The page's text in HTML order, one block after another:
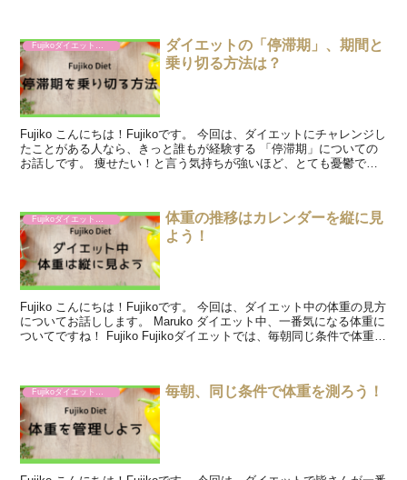
Fujikoダイエットの進め方
ダイエットの「停滞期」、期間と
乗り切る方法は？
Fujiko こんにちは！Fujikoです。 今回は、ダイエットにチャレンジし
たことがある人なら、きっと誰もが経験する 「停滞期」についての
お話しです。 痩せたい！と言う気持ちが強いほど、とても憂鬱で苦
体重の推移はカレンダーを縦に見
よう！
Fujiko こんにちは！Fujikoです。 今回は、ダイエット中の体重の見方
についてお話しします。 Maruko ダイエット中、一番気になる体重に
ついてですね！ Fujiko Fujikoダイエットでは、毎朝同じ条件で体重を
Fujikoダイエットの進め方 毎朝、同じ条件で体重を測ろう！